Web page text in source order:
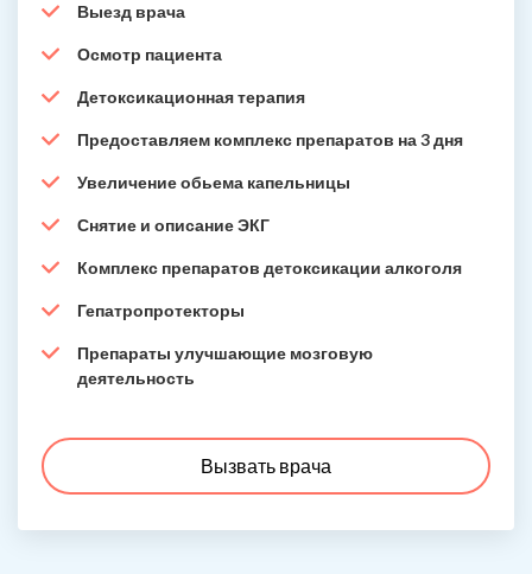
Выезд врача
Осмотр пациента
Детоксикационная терапия
Предоставляем комплекс препаратов на 3 дня
Увеличение обьема капельницы
Снятие и описание ЭКГ
Комплекс препаратов детоксикации алкоголя
Гепатропротекторы
Препараты улучшающие мозговую
деятельность
Вызвать врача